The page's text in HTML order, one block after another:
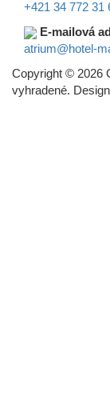
+421 34 772 31
E-mailová
atrium@hotel-
Copyright © 2026
vyhradené.